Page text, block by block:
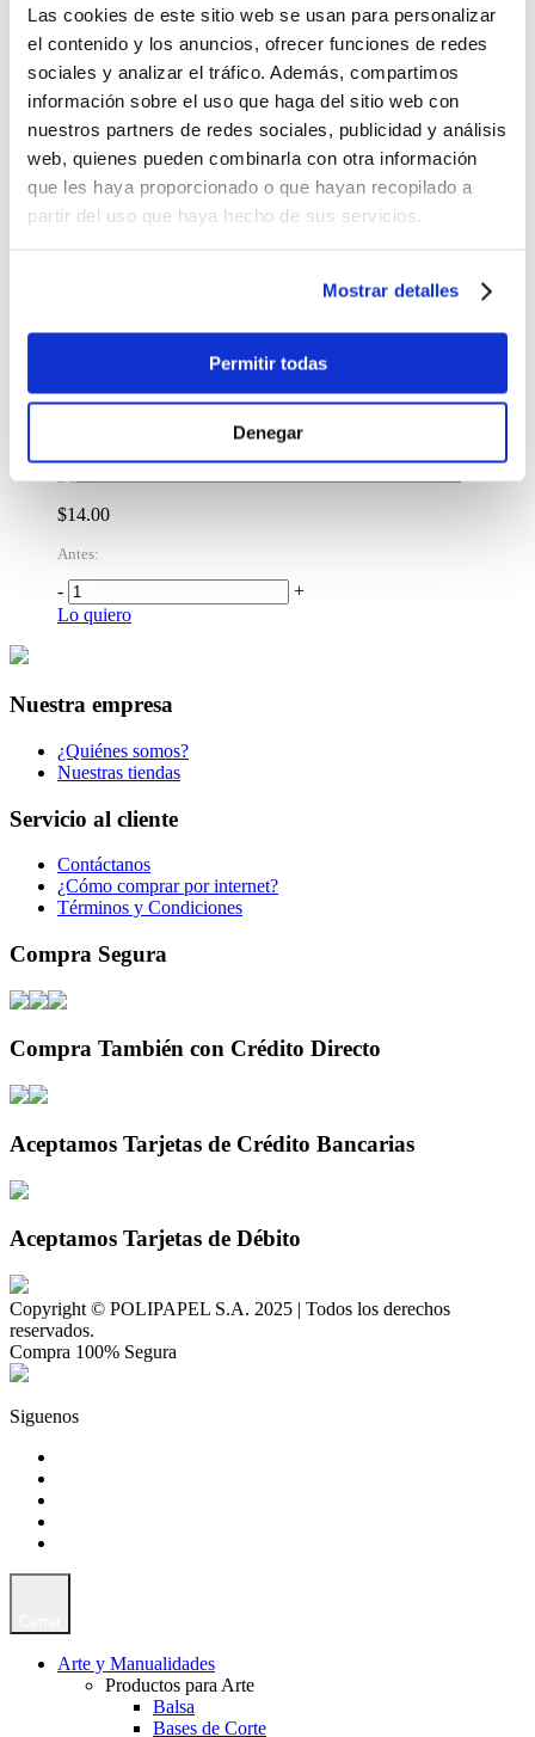
Las cookies de este sitio web se usan para personalizar
el contenido y los anuncios, ofrecer funciones de redes
sociales y analizar el tráfico. Además, compartimos
información sobre el uso que haga del sitio web con
nuestros partners de redes sociales, publicidad y análisis
web, quienes pueden combinarla con otra información
que les haya proporcionado o que hayan recopilado a
partir del uso que haya hecho de sus servicios.
Mostrar detalles
Permitir todas
Denegar
-
+
Lo quiero
Juego Didáctico Kit Enhebrado Ropa y Zapato
Niña St650 Surco
$6.99
-
+
$10.99
+
Lo quiero
$14.00
Antes:
-
+
Lo quiero
Nuestra empresa
¿Quiénes somos?
Nuestras tiendas
Servicio al cliente
Contáctanos
¿Cómo comprar por internet?
Términos y Condiciones
Compra Segura
Compra También con Crédito Directo
Aceptamos Tarjetas de Crédito Bancarias
Aceptamos Tarjetas de Débito
Copyright © POLIPAPEL S.A. 2025 | Todos los derechos
reservados.
Compra 100% Segura
Siguenos
Arte y Manualidades
Productos para Arte
Balsa
Bases de Corte